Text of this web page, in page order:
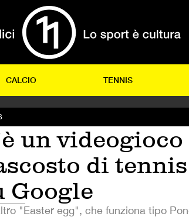
CALCIO TENNIS
un videogioco
di tennis
Google
"Easter egg", che funziona tipo